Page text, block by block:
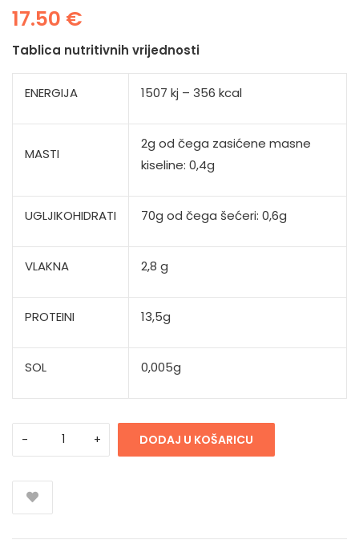
17.50 €
Tablica nutritivnih vrijednosti
ENERGIJA 1507 kj – 356 kcal
MASTI
2g od čega zasićene masne
kiseline: 0,4g
UGLJIKOHIDRATI 70g od čega šećeri: 0,6g
VLAKNA 2,8 g
PROTEINI 13,5g
SOL 0,005g
DODAJ U KOŠARICU